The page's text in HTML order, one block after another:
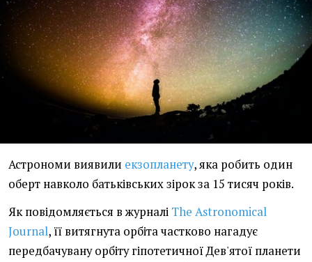
Астрономи виявили екзопланету, яка робить один
оберт навколо батьківських зірок за 15 тисяч років.
Як повідомляється в журналі The Astronomical
Journal, її витягнута орбіта частково нагадує
передбачувану орбіту гіпотетичної Дев'ятої планети